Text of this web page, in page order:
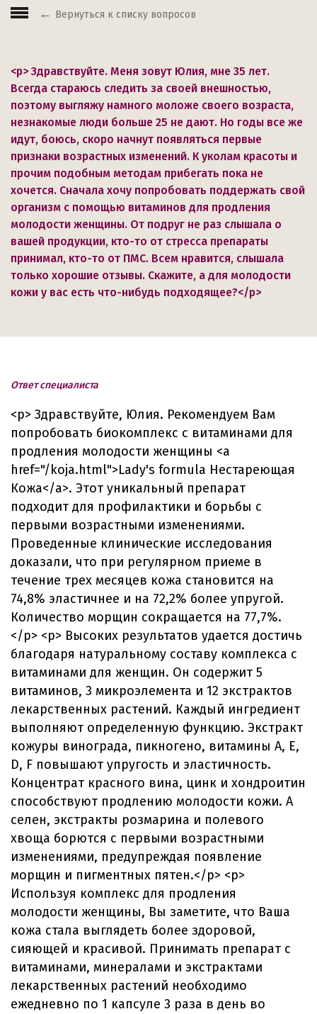
Вернуться к списку вопросов
<p> Здравствуйте. Меня зовут Юлия, мне 35 лет.
Всегда стараюсь следить за своей внешностью,
поэтому выгляжу намного моложе своего возраста,
незнакомые люди больше 25 не дают. Но годы все же
идут, боюсь, скоро начнут появляться первые
признаки возрастных изменений. К уколам красоты и
прочим подобным методам прибегать пока не
хочется. Сначала хочу попробовать поддержать свой
организм с помощью витаминов для продления
молодости женщины. От подруг не раз слышала о
вашей продукции, кто-то от стресса препараты
принимал, кто-то от ПМС. Всем нравится, слышала
только хорошие отзывы. Скажите, а для молодости
кожи у вас есть что-нибудь подходящее?</p>
Ответ специалиста
<p> Здравствуйте, Юлия. Рекомендуем Вам
попробовать биокомплекс с витаминами для
продления молодости женщины <a
href="/koja.html">Lady's formula Нестареющая
Кожа</a>. Этот уникальный препарат
подходит для профилактики и борьбы с
первыми возрастными изменениями.
Проведенные клинические исследования
доказали, что при регулярном приеме в
течение трех месяцев кожа становится на
74,8% эластичнее и на 72,2% более упругой.
Количество морщин сокращается на 77,7%.
</p> <p> Высоких результатов удается достичь
благодаря натуральному составу комплекса с
витаминами для женщин. Он содержит 5
витаминов, 3 микроэлемента и 12 экстрактов
лекарственных растений. Каждый ингредиент
выполняют определенную функцию. Экстракт
кожуры винограда, пикногено, витамины A, E,
D, F повышают упругость и эластичность.
Концентрат красного вина, цинк и хондроитин
способствуют продлению молодости кожи. А
селен, экстракты розмарина и полевого
хвоща борются с первыми возрастными
изменениями, предупреждая появление
морщин и пигментных пятен.</p> <p>
Используя комплекс для продления
молодости женщины, Вы заметите, что Ваша
кожа стала выглядеть более здоровой,
сияющей и красивой. Принимать препарат с
витаминами, минералами и экстрактами
лекарственных растений необходимо
ежедневно по 1 капсуле 3 раза в день во